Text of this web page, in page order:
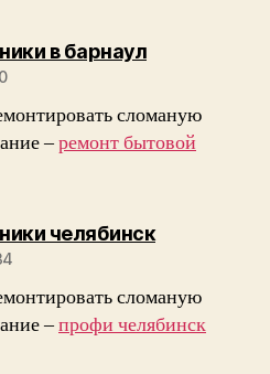
в барнаулsagt:
сломаную
–ремонт бытовой
челябинскsagt:
сломаную
–профи челябинск